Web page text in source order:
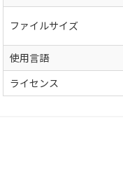
ファイルサイズ
使用言語
ライセンス